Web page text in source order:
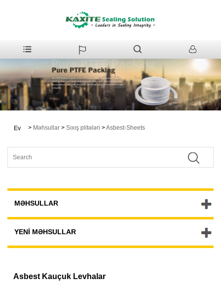
Ev > Məhsullar > Sıxış plitələri >Asbest-Sheets
MƏHSULLAR
YENI MƏHSULLAR
Asbest Kauçuk Levhalar